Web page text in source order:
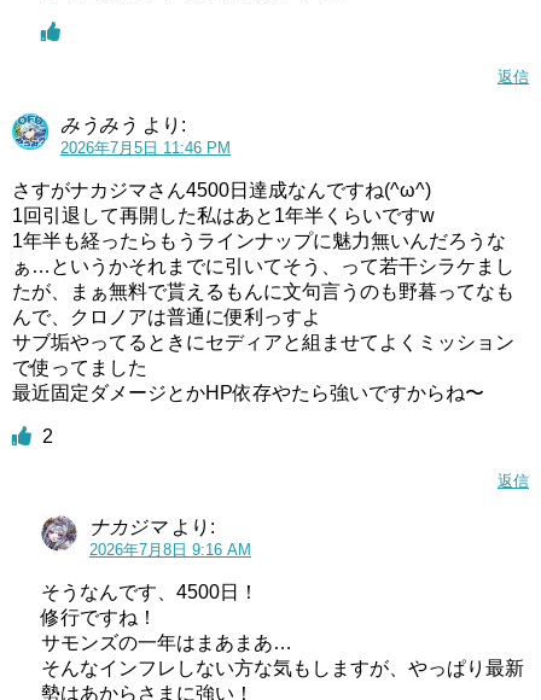
返信
みうみう より:
2026年7月5日 11:46 PM
さすがナカジマさん4500日達成なんですね(^ω^)
1回引退して再開した私はあと1年半くらいですw
1年半も経ったらもうラインナップに魅力無いんだろうな
ぁ…というかそれまでに引いてそう、って若干シラケまし
たが、まぁ無料で貰えるもんに文句言うのも野暮ってなも
んで、クロノアは普通に便利っすよ
サブ垢やってるときにセディアと組ませてよくミッション
で使ってました
最近固定ダメージとかHP依存やたら強いですからね〜
2
返信
ナカジマ より:
2026年7月8日 9:16 AM
そうなんです、4500日！
修行ですね！
サモンズの一年はまあまあ…
そんなインフレしない方な気もしますが、やっぱり最新
勢はあからさまに強い！